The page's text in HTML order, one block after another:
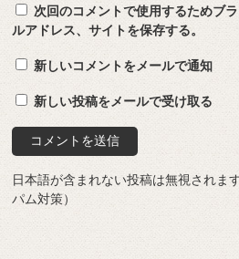
次回のコメントで使用するためブ
ルアドレス、サイトを保存する。
新しいコメントをメールで通知
新しい投稿をメールで受け取る
日本語が含まれない投稿は無視されま
パム対策）